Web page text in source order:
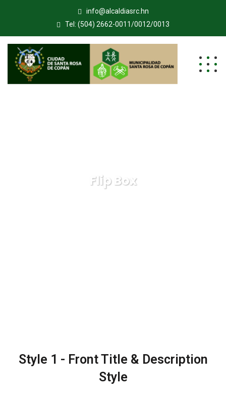
info@alcaldiasrc.hn
Tel: (504) 2662-0011/0012/0013
Flip Box
Style 1 - Front Title & Description
Style